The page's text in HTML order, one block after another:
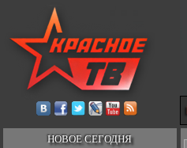
НОВОЕ СЕГОДНЯ